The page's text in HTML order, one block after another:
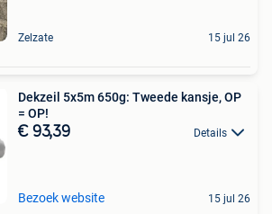
Zelzate 15 jul 26
Dekzeil 5x5m 650g: Tweede kansje, OP
= OP!
€ 93,39 Details
Bezoek website 15 jul 26